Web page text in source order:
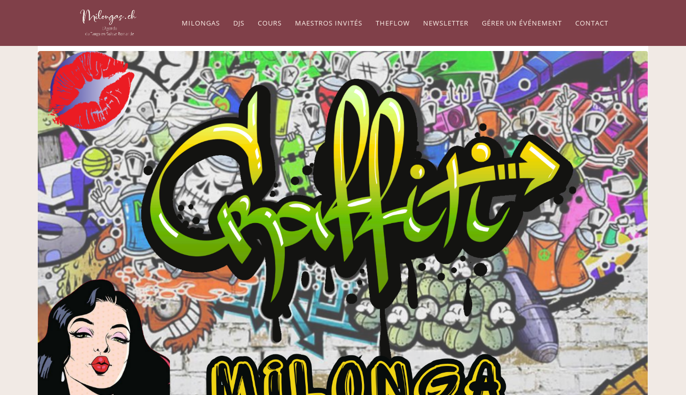
MILONGAS DJS COURS MAESTROS INVITÉS THEFLOW NEWSLETTER GÉRER UN ÉVÉNEMENT CONTACT